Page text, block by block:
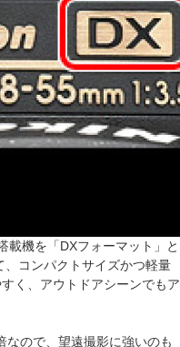
載機を「DXフォーマット」と
コンパクトサイズかつ軽量
く、アウトドアシーンでもア
ので、望遠撮影に強いのも